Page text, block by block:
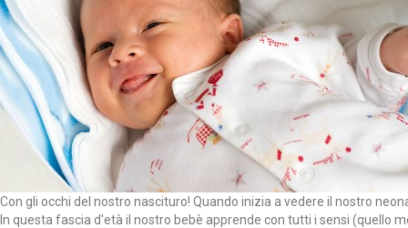
Con gli occhi del nostro nascituro! Quando inizia a vedere il nostro
In questa fascia d'età il nostro bebè apprende con tutti i sensi (quello